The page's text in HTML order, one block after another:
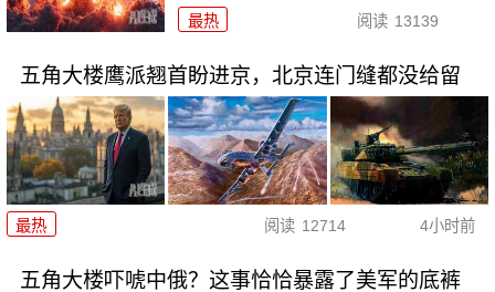
最热 阅读 13139
五角大楼鹰派翘首盼进京，北京连门缝都没给留
最热 阅读 12714 4小时前
五角大楼吓唬中俄？这事恰恰暴露了美军的底裤